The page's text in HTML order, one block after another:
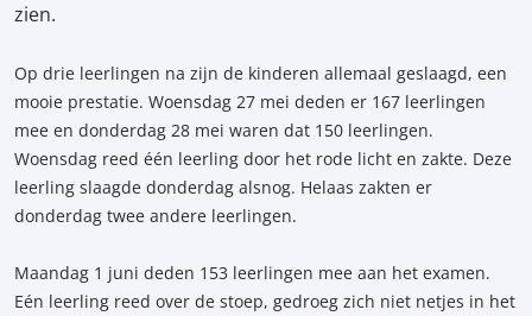
zien.
Op drie leerlingen na zijn de kinderen allemaal geslaagd, een
mooie prestatie. Woensdag 27 mei deden er 167 leerlingen
mee en donderdag 28 mei waren dat 150 leerlingen.
Woensdag reed één leerling door het rode licht en zakte. Deze
leerling slaagde donderdag alsnog. Helaas zakten er
donderdag twee andere leerlingen.
Maandag 1 juni deden 153 leerlingen mee aan het examen.
Eén leerling reed over de stoep, gedroeg zich niet netjes in het